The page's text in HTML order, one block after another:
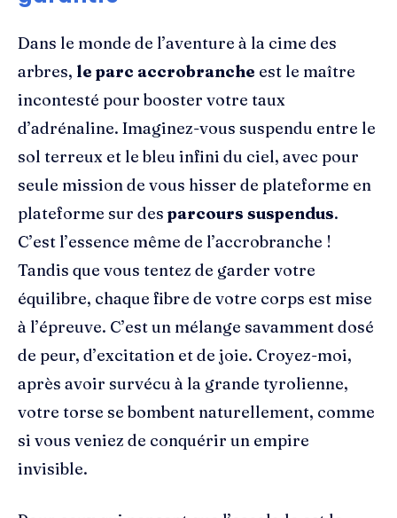
Dans le monde de l’aventure à la cime des
arbres, le parc accrobranche est le maître
incontesté pour booster votre taux
d’adrénaline. Imaginez-vous suspendu entre le
sol terreux et le bleu infini du ciel, avec pour
seule mission de vous hisser de plateforme en
plateforme sur des parcours suspendus.
C’est l’essence même de l’accrobranche !
Tandis que vous tentez de garder votre
équilibre, chaque fibre de votre corps est mise
à l’épreuve. C’est un mélange savamment dosé
de peur, d’excitation et de joie. Croyez-moi,
après avoir survécu à la grande tyrolienne,
votre torse se bombent naturellement, comme
si vous veniez de conquérir un empire
invisible.